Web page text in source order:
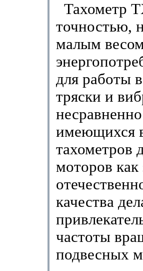
Тахометр
точностью,
малым
для работы
тряски и
имеющихся
тахометров
моторов как
качества
частоты
подвесных